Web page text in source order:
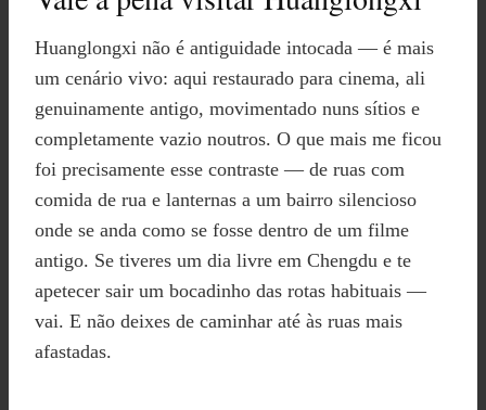
Huanglongxi não é antiguidade intocada — é mais
um cenário vivo: aqui restaurado para cinema, ali
genuinamente antigo, movimentado nuns sítios e
completamente vazio noutros. O que mais me ficou
foi precisamente esse contraste — de ruas com
comida de rua e lanternas a um bairro silencioso
onde se anda como se fosse dentro de um filme
antigo. Se tiveres um dia livre em Chengdu e te
apetecer sair um bocadinho das rotas habituais —
vai. E não deixes de caminhar até às ruas mais
afastadas.